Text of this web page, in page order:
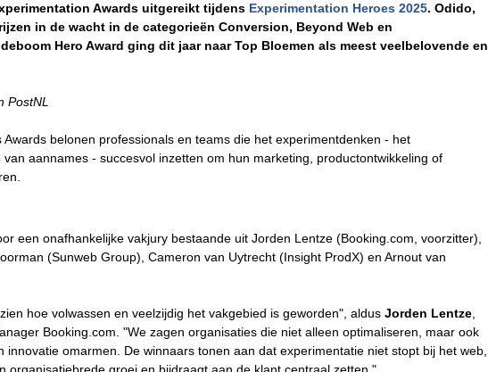
Awards uitgereikt tijdens Experimentation Heroes 2025. Odido,
in de wacht in de categorieën Conversion, Beyond Web en
Hero Award ging dit jaar naar Top Bloemen als meest veelbelovende en
PostNL
Awards belonen professionals en teams die het experimentdenken - het
aannames - succesvol inzetten om hun marketing, productontwikkeling of
een onafhankelijke vakjury bestaande uit Jorden Lentze (Booking.com, voorzitter),
(Sunweb Group), Cameron van Uytrecht (Insight ProdX) en Arnout van
hoe volwassen en veelzijdig het vakgebied is geworden", aldus Jorden Lentze
Booking.com. "We zagen organisaties die niet alleen optimaliseren, maar ook
omarmen. De winnaars tonen aan dat experimentatie niet stopt bij het web,